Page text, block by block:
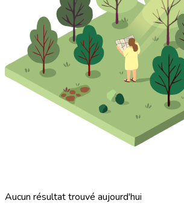
Aucun résultat trouvé aujourd'hui